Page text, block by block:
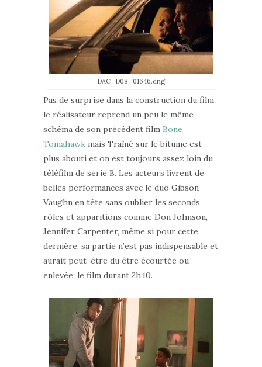
DAC_D08_01646.dng
Pas de surprise dans la construction du film,
le réalisateur reprend un peu le même
schéma de son précédent film Bone
Tomahawk mais Traîné sur le bitume est
plus abouti et on est toujours assez loin du
téléfilm de série B. Les acteurs livrent de
belles performances avec le duo Gibson –
Vaughn en tête sans oublier les seconds
rôles et apparitions comme Don Johnson,
Jennifer Carpenter, même si pour cette
dernière, sa partie n’est pas indispensable et
aurait peut-être du être écourtée ou
enlevée; le film durant 2h40.